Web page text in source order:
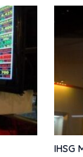
IHSG